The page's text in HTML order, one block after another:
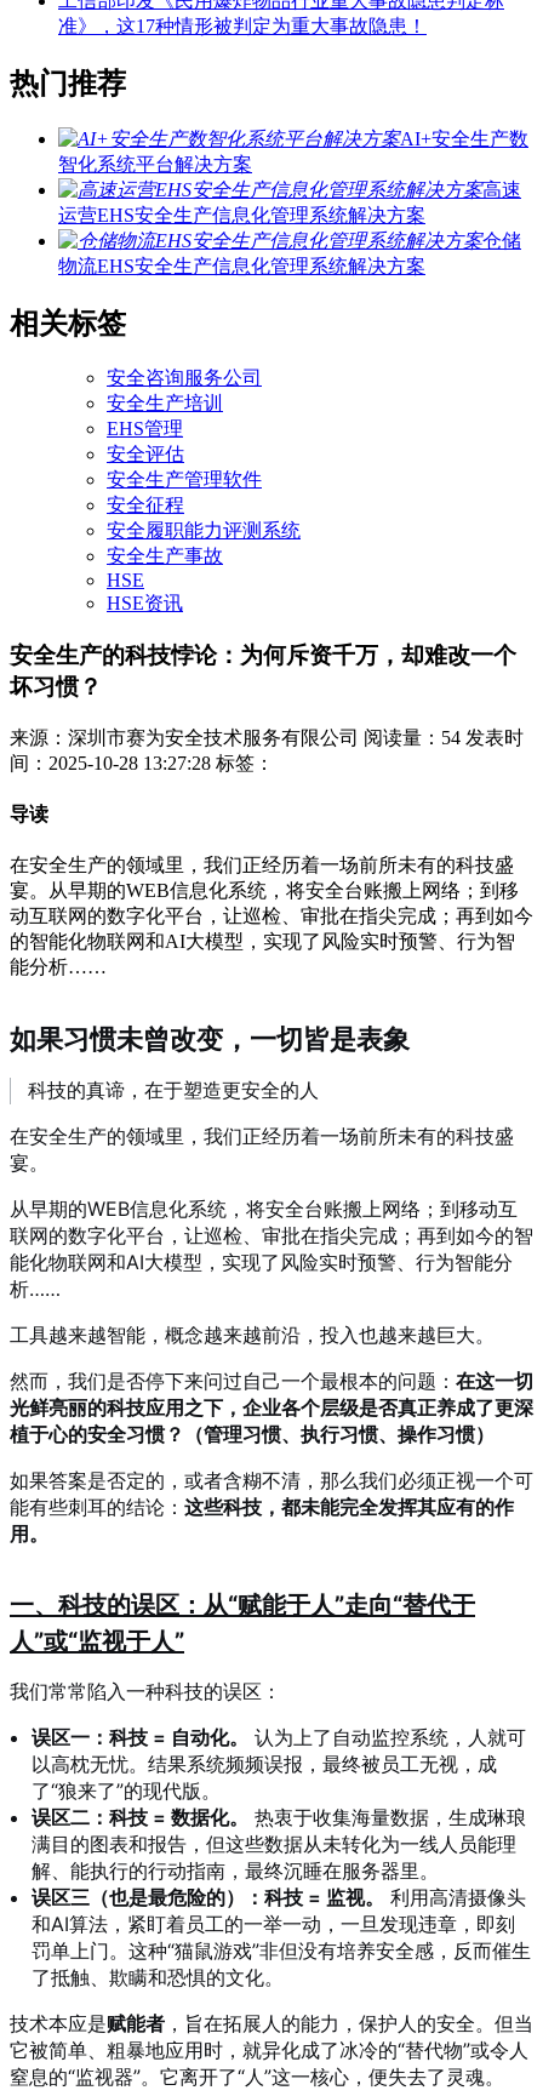
准》，这17种情形被判定为重大事故隐患！
热门推荐
AI+安全生产数
智化系统平台解决方案
高速
运营EHS安全生产信息化管理系统解决方案
仓储
物流EHS安全生产信息化管理系统解决方案
相关标签
安全咨询服务公司
安全生产培训
EHS管理
安全评估
安全生产管理软件
安全征程
安全履职能力评测系统
安全生产事故
HSE
HSE资讯
安全生产的科技悖论：为何斥资千万，却难改一个
坏习惯？
来源：深圳市赛为安全技术服务有限公司 阅读量：54 发表时
间：2025-10-28 13:27:28 标签：
导读
在安全生产的领域里，我们正经历着一场前所未有的科技盛
宴。从早期的WEB信息化系统，将安全台账搬上网络；到移
动互联网的数字化平台，让巡检、审批在指尖完成；再到如今
的智能化物联网和AI大模型，实现了风险实时预警、行为智
能分析……
如果习惯未曾改变，一切皆是表象
科技的真谛，在于塑造更安全的人
在安全生产的领域里，我们正经历着一场前所未有的科技盛
宴。
从早期的WEB信息化系统，将安全台账搬上网络；到移动互
联网的数字化平台，让巡检、审批在指尖完成；再到如今的智
能化物联网和AI大模型，实现了风险实时预警、行为智能分
析……
工具越来越智能，概念越来越前沿，投入也越来越巨大。
然而，我们是否停下来问过自己一个最根本的问题： 在这一切
光鲜亮丽的科技应用之下，企业各个层级是否真正养成了更深
植于心的安全习惯？（管理习惯、执行习惯、操作习惯）
如果答案是否定的，或者含糊不清，那么我们必须正视一个可
能有些刺耳的结论： 这些科技，都未能完全发挥其应有的作
用。
一、科技的误区：从“赋能于人”走向“替代于
人”或“监视于人”
我们常常陷入一种科技的误区：
误区一：科技 = 自动化。
认为上了自动监控系统，人就可
以高枕无忧。结果系统频频误报，最终被员工无视，成
了“狼来了”的现代版。
误区二：科技 = 数据化。
热衷于收集海量数据，生成琳琅
满目的图表和报告，但这些数据从未转化为一线人员能理
解、能执行的行动指南，最终沉睡在服务器里。
误区三（也是最危险的）：科技 = 监视。
利用高清摄像头
和AI算法，紧盯着员工的一举一动，一旦发现违章，即刻
罚单上门。这种“猫鼠游戏”非但没有培养安全感，反而催生
了抵触、欺瞒和恐惧的文化。
技术本应是赋能者 ，旨在拓展人的能力，保护人的安全。但当
它被简单、粗暴地应用时，就异化成了冰冷的“替代物”或令人
窒息的“监视器”。它离开了“人”这一核心，便失去了灵魂。